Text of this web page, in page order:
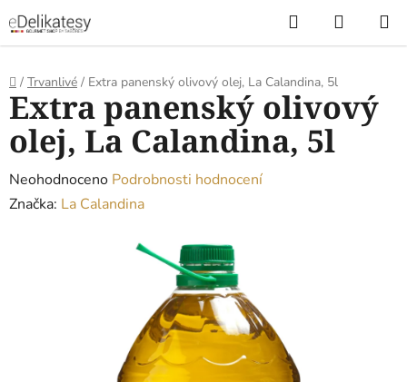
na
obsah
Hledat
KOŠÍK
Domů
/ Trvanlivé / Extra panenský olivový olej, La Calandina, 5l
Extra panenský olivový
olej, La Calandina, 5l
Průměrné
hodnocení
Neohodnoceno Podrobnosti hodnocení
Značka: La Calandina